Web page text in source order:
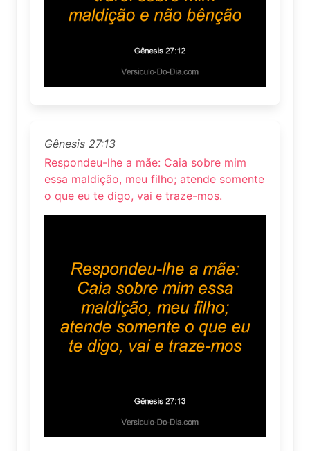
Gênesis 27:13
Respondeu-lhe a mãe: Caia sobre mim
essa maldição, meu filho; atende somente
o que eu te digo, vai e traze-mos.